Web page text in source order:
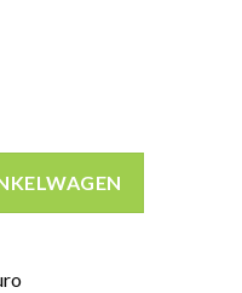
43% 70cl aantal